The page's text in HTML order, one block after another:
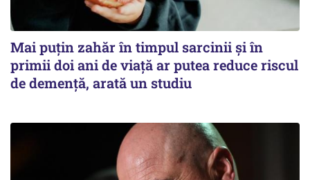
Mai puțin zahăr în timpul sarcinii și în
primii doi ani de viață ar putea reduce riscul
de demență, arată un studiu